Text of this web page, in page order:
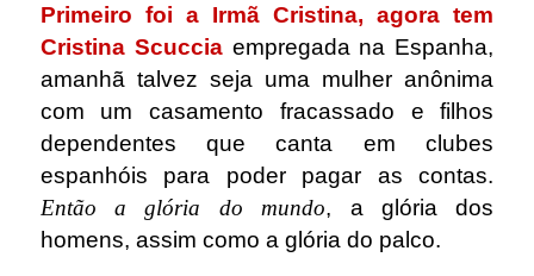
Primeiro foi a Irmã Cristina, agora tem
Cristina Scuccia empregada na Espanha,
amanhã talvez seja uma mulher anônima
com um casamento fracassado e filhos
dependentes que canta em clubes
espanhóis para poder pagar as contas.
Então a glória do mundo, a glória dos
homens, assim como a glória do palco.